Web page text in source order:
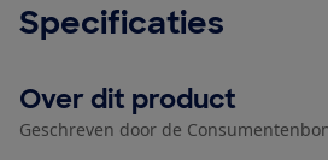
Specificaties
Over dit product
Geschreven door de